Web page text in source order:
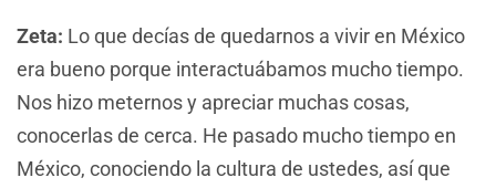
Zeta: Lo que decías de quedarnos a vivir en México
era bueno porque interactuábamos mucho tiempo.
Nos hizo meternos y apreciar muchas cosas,
conocerlas de cerca. He pasado mucho tiempo en
México, conociendo la cultura de ustedes, así que